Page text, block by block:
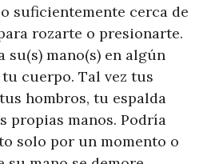
suficientemente cerca de
rozarte o presionarte.
su(s) mano(s) en algún
cuerpo. Tal vez tus
hombros, tu espalda
propias manos. Podría
solo por un momento o